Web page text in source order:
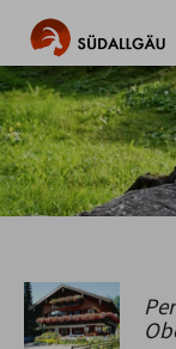
Die schönste
Aktuell
Destination
Gastgeber
Mountainbike
Tipps